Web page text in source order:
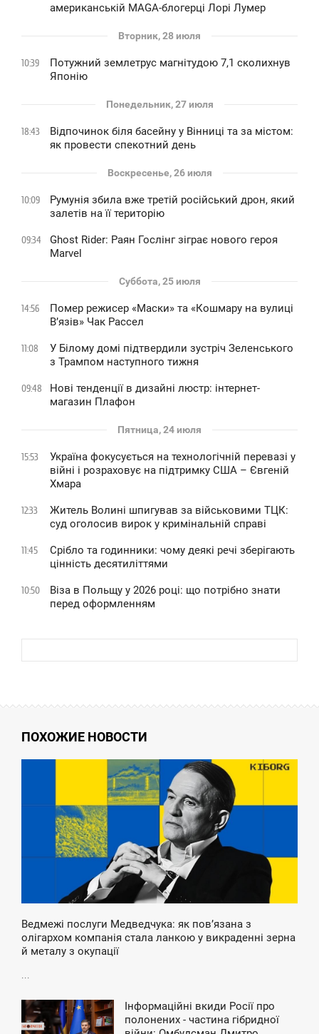
американській MAGA-блогерці Лорі Лумер
Вторник, 28 июля
10:39
Потужний землетрус магнітудою 7,1 сколихнув
Японію
Понедельник, 27 июля
18:43
Відпочинок біля басейну у Вінниці та за містом:
як провести спекотний день
Воскресенье, 26 июля
10:09
Румунія збила вже третій російський дрон, який
залетів на її територію
09:34
Ghost Rider: Раян Гослінг зіграє нового героя
Marvel
Суббота, 25 июля
14:56
Помер режисер «Маски» та «Кошмару на вулиці
В’язів» Чак Рассел
11:08
У Білому домі підтвердили зустріч Зеленського
з Трампом наступного тижня
09:48
Нові тенденції в дизайні люстр: інтернет-
магазин Плафон
Пятница, 24 июля
15:53
Україна фокусується на технологічній перевазі у
війні і розраховує на підтримку США – Євгеній
Хмара
12:33
Житель Волині шпигував за військовими ТЦК:
суд оголосив вирок у кримінальній справі
11:45
Срібло та годинники: чому деякі речі зберігають
цінність десятиліттями
10:50
Віза в Польщу у 2026 році: що потрібно знати
перед оформленням
ПОХОЖИЕ НОВОСТИ
Ведмежі послуги Медведчука: як повʼязана з
олігархом компанія стала ланкою у викраденні зерна
й металу з окупації
Інформаційні вкиди Росії про
полонених - частина гібридної